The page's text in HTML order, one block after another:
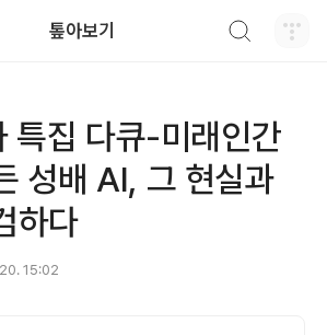
톺아보기
특집 다큐-미래인간
성배 AI, 그 현실과
하다
15:02